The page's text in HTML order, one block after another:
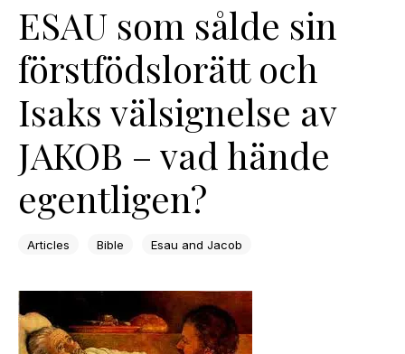
ESAU som sålde sin
förstfödslorätt och
Isaks välsignelse av
JAKOB – vad hände
egentligen?
Articles Bible Esau and Jacob